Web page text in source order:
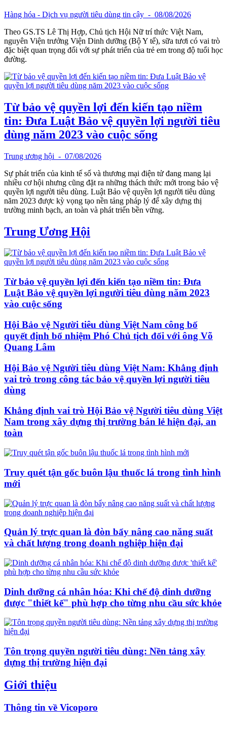
Hàng hóa - Dịch vụ người tiêu dùng tin cậy - 08/08/2026
Theo GS.TS Lê Thị Hợp, Chủ tịch Hội Nữ trí thức Việt Nam,
nguyên Viện trưởng Viện Dinh dưỡng (Bộ Y tế), sữa tươi có vai trò
đặc biệt quan trọng đối với sự phát triển của trẻ em trong độ tuổi học
đường.
Từ bảo vệ quyền lợi đến kiến tạo niềm
tin: Đưa Luật Bảo vệ quyền lợi người tiêu
dùng năm 2023 vào cuộc sống
Trung ương hội - 07/08/2026
Sự phát triển của kinh tế số và thương mại điện tử đang mang lại
nhiều cơ hội nhưng cũng đặt ra những thách thức mới trong bảo vệ
quyền lợi người tiêu dùng. Luật Bảo vệ quyền lợi người tiêu dùng
năm 2023 được kỳ vọng tạo nền tảng pháp lý để xây dựng thị
trường minh bạch, an toàn và phát triển bền vững.
Trung Ương Hội
Từ bảo vệ quyền lợi đến kiến tạo niềm tin: Đưa
Luật Bảo vệ quyền lợi người tiêu dùng năm 2023
vào cuộc sống
Hội Bảo vệ Người tiêu dùng Việt Nam công bố
quyết định bổ nhiệm Phó Chủ tịch đối với ông Võ
Quang Lâm
Hội Bảo vệ Người tiêu dùng Việt Nam: Khẳng định
vai trò trong công tác bảo vệ quyền lợi người tiêu
dùng
Khẳng định vai trò Hội Bảo vệ Người tiêu dùng Việt
Nam trong xây dựng thị trường bán lẻ hiện đại, an
toàn
Truy quét tận gốc buôn lậu thuốc lá trong tình hình
mới
Quản lý trực quan là đòn bẩy nâng cao năng suất
và chất lượng trong doanh nghiệp hiện đại
Dinh dưỡng cá nhân hóa: Khi chế độ dinh dưỡng
được "thiết kế" phù hợp cho từng nhu cầu sức khỏe
Tôn trọng quyền người tiêu dùng: Nền tảng xây
dựng thị trường hiện đại
Giới thiệu
Thông tin về Vicoporo